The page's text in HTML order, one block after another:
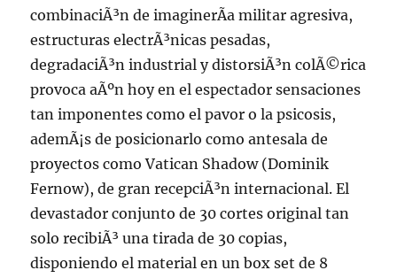
combinaciÃ³n de imaginerÃ­a militar agresiva,
estructuras electrÃ³nicas pesadas,
degradaciÃ³n industrial y distorsiÃ³n colÃ©rica
provoca aÃºn hoy en el espectador sensaciones
tan imponentes como el pavor o la psicosis,
ademÃ¡s de posicionarlo como antesala de
proyectos como Vatican Shadow (Dominik
Fernow), de gran recepciÃ³n internacional. El
devastador conjunto de 30 cortes original tan
solo recibiÃ³ una tirada de 30 copias,
disponiendo el material en un box set de 8